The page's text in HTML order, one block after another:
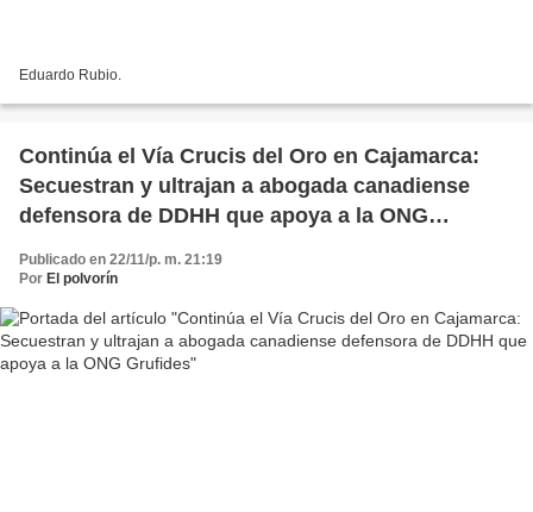
Eduardo Rubio.
Continúa el Vía Crucis del Oro en Cajamarca:
Secuestran y ultrajan a abogada canadiense
defensora de DDHH que apoya a la ONG
Publicado en 22/11/p. m. 21:19
Por El polvorín